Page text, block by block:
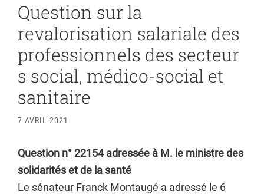
Question sur la
revalorisation salariale des
professionnels des secteur
s social, médico-social et
sanitaire
7 AVRIL 2021
Question n° 22154 adressée à M. le ministre des
solidarités et de la santé
Le sénateur Franck Montaugé a adressé le 6